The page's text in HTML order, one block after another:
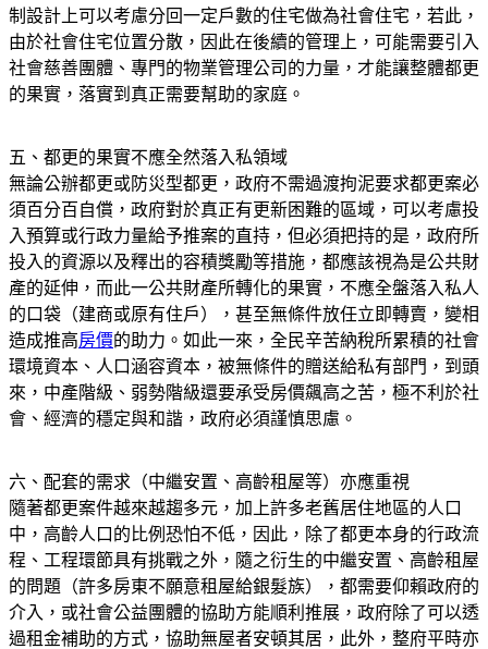
制設計上可以考慮分回一定戶數的住宅做為社會住宅，若此，
由於社會住宅位置分散，因此在後續的管理上，可能需要引入
社會慈善團體、專門的物業管理公司的力量，才能讓整體都更
的果實，落實到真正需要幫助的家庭。
五、都更的果實不應全然落入私領域
無論公辦都更或防災型都更，政府不需過渡拘泥要求都更案必
須百分百自償，政府對於真正有更新困難的區域，可以考慮投
入預算或行政力量給予推案的直持，但必須把持的是，政府所
投入的資源以及釋出的容積獎勵等措施，都應該視為是公共財
產的延伸，而此一公共財產所轉化的果實，不應全盤落入私人
的口袋（建商或原有住戶），甚至無條件放任立即轉賣，變相
造成推高房價的助力。如此一來，全民辛苦納稅所累積的社會
環境資本、人口涵容資本，被無條件的贈送給私有部門，到頭
來，中產階級、弱勢階級還要承受房價飆高之苦，極不利於社
會、經濟的穩定與和諧，政府必須謹慎思慮。
六、配套的需求（中繼安置、高齡租屋等）亦應重視
隨著都更案件越來越趨多元，加上許多老舊居住地區的人口
中，高齡人口的比例恐怕不低，因此，除了都更本身的行政流
程、工程環節具有挑戰之外，隨之衍生的中繼安置、高齡租屋
的問題（許多房東不願意租屋給銀髮族），都需要仰賴政府的
介入，或社會公益團體的協助方能順利推展，政府除了可以透
過租金補助的方式，協助無屋者安頓其居，此外，整府平時亦